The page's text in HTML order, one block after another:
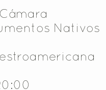
Nativos